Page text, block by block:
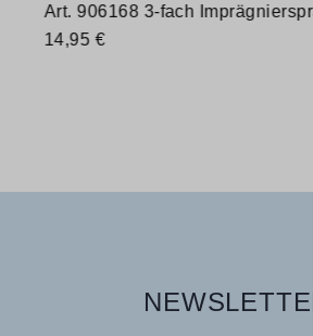
Art. 906168 3-fach
14,95 €